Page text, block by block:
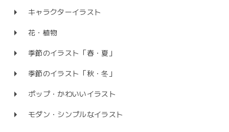
キャラクターイラスト
花・植物
季節のイラスト「春・夏」
季節のイラスト「秋・冬」
ポップ・かわいいイラスト
モダン・シンプルなイラスト